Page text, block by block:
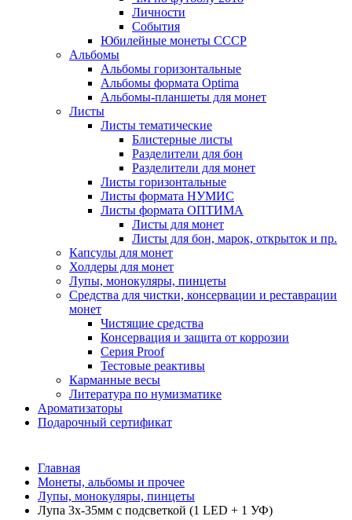
Личности
События
Юбилейные монеты СССР
Альбомы
Альбомы горизонтальные
Альбомы формата Optima
Альбомы-планшеты для монет
Листы
Листы тематические
Блистерные листы
Разделители для бон
Разделители для монет
Листы горизонтальные
Листы формата НУМИС
Листы формата ОПТИМА
Листы для монет
Листы для бон, марок, открыток и пр.
Капсулы для монет
Холдеры для монет
Лупы, монокуляры, пинцеты
Средства для чистки, консервации и реставрации
монет
Чистящие средства
Консервация и защита от коррозии
Серия Proof
Тестовые реактивы
Карманные весы
Литература по нумизматике
Ароматизаторы
Подарочный сертификат
Главная
Монеты, альбомы и прочее
Лупы, монокуляры, пинцеты
Лупа 3x-35мм с подсветкой (1 LED + 1 УФ)